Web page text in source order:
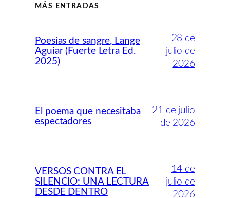
MÁS ENTRADAS
Poesías de sangre, Lange
Aguiar (Fuerte Letra Ed.
2025)
28 de
julio de
2026
El poema que necesitaba
espectadores
21 de julio
de 2026
VERSOS CONTRA EL
SILENCIO: UNA LECTURA
DESDE DENTRO
14 de
julio de
2026